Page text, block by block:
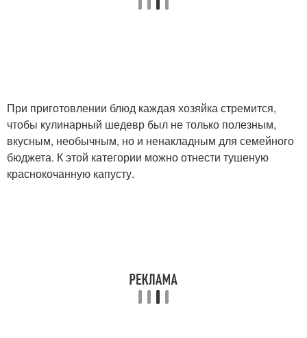
При приготовлении блюд каждая хозяйка стремится,
чтобы кулинарный шедевр был не только полезным,
вкусным, необычным, но и ненакладным для семейного
бюджета. К этой категории можно отнести тушеную
краснокочанную капусту.